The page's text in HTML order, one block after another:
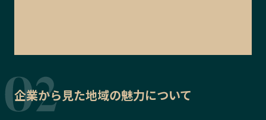
企業から見た地域の魅力について